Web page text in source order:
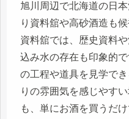
旭川周辺で北海道の日
り資料舘や高砂酒造も
資料舘では、歴史資料
込み水の存在も印象的
の工程や道具を見学で
りの雰囲気を感じやす
も、単にお酒を買うだ